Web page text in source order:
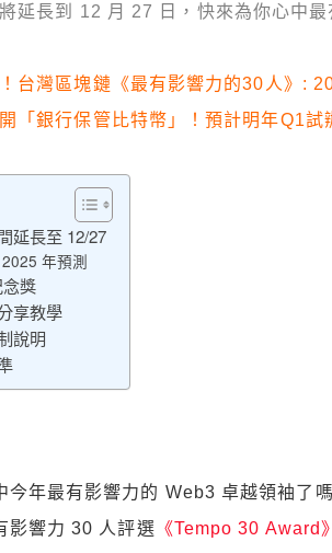
延長到 12 月 27 日，快來為你心中
台灣區塊鏈《最有影響力的30人》:
「銀行保管比特幣」！預計明年Q1試
延長至 12/27
年預測
獎
享教學
說明
今年最有影響力的 Web3 卓越領袖了
影響力 30 人評選 《Tempo 30 Award》